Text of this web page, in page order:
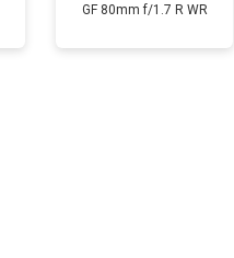
GF 80mm f/1.7 R WR